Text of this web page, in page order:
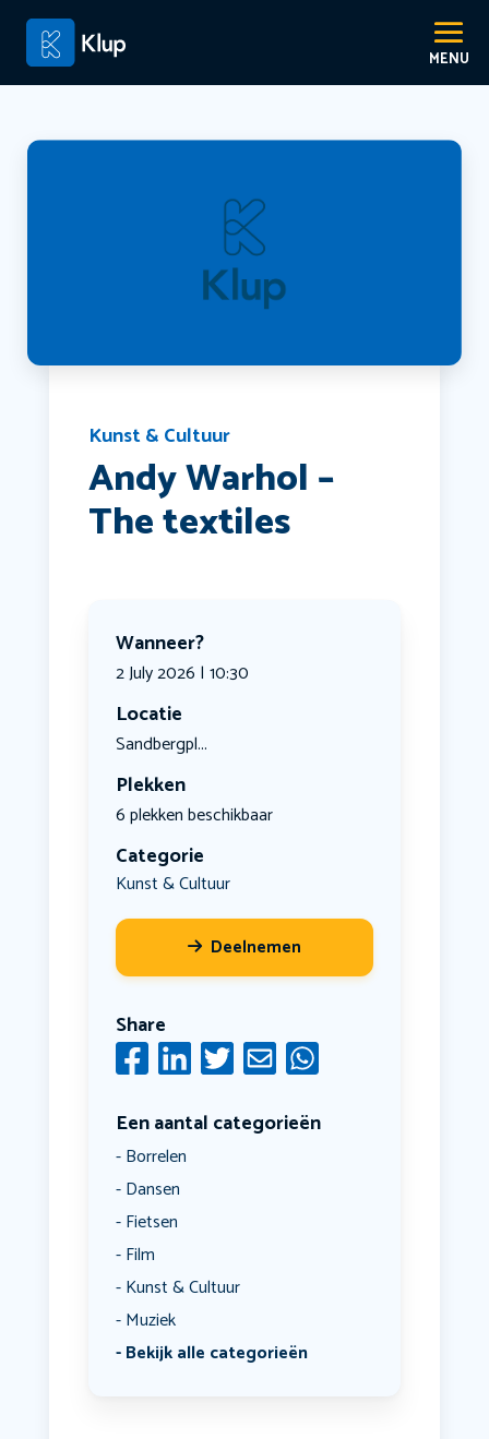
Kunst & Cultuur
Andy Warhol –
The textiles
Wanneer?
2 July 2026 | 10:30
Locatie
Sandbergpl...
Plekken
6 plekken beschikbaar
Categorie
Kunst & Cultuur
Deelnemen
Share
Een aantal categorieën
Borrelen
Dansen
Fietsen
Film
Kunst & Cultuur
Muziek
Bekijk alle categorieën